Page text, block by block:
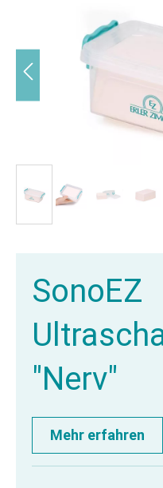
SonoEZ
"Nerv"
Mehr erfahren